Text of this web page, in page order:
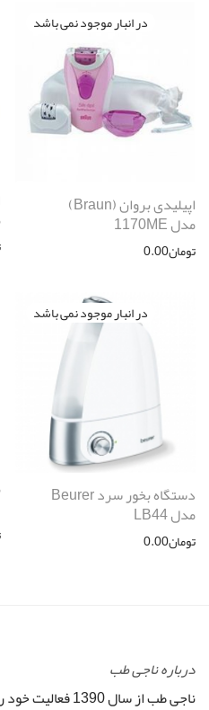
اپیلیدی بروان (Braun)
مدل 1170ME
تومان0.00
دستگاه بخور سرد Beurer
مدل LB44
تومان0.00
درباره ناجی طب
ناجی طب از سال